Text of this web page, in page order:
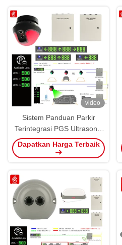
video
Sistem Panduan Parkir
Terintegrasi PGS Ultrasonik
yang dipasang di depan
Dapatkan Harga Terbaik